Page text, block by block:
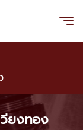
ยงทอง